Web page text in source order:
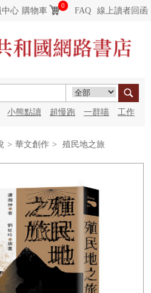
中心 購物車
0
FAQ 線上讀者回函
小熊點讀 超慢跑 一群喵 工作
> 華文創作 > 殖民地之旅